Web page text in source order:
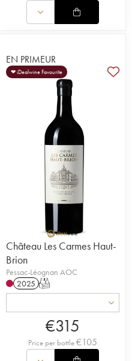
EN PRIMEUR
❤ iDealwine Favourite
Château Les Carmes Haut-
Brion
Pessac-Léognan AOC
2025 T
€315
Price per bottle€105